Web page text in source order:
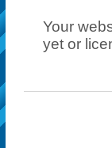
Your
yet or